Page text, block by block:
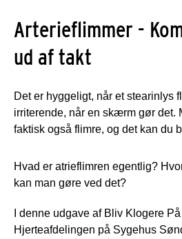
Arterieflimmer -
ud af takt
Det er hyggeligt, når et stearinlys
irriterende, når en skærm gør det.
faktisk også flimre, og det kan du
Hvad er atrieflimren egentlig?
kan man gøre ved det?
I denne udgave af Bliv Klogere
Hjerteafdelingen på Sygehus